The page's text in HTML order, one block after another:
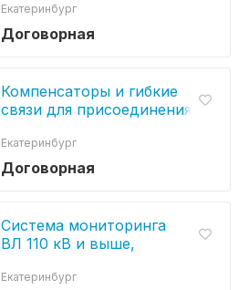
Договорная
Екатеринбург
Компенсаторы и гибкие
связи для присоединения
Договорная
Екатеринбург
Система мониторинга
ВЛ 110 кВ и выше,
изоляции.
Екатеринбург